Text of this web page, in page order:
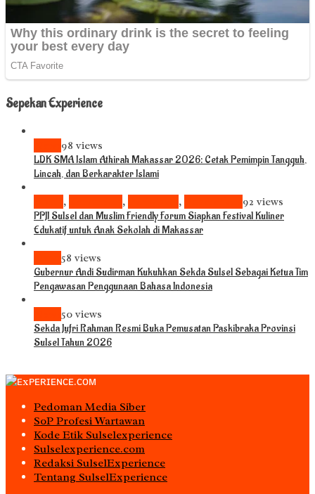
Sepekan Experience
98 views
LDK SMA Islam Athirah Makassar 2026: Cetak Pemimpin Tangguh,
Lincah, dan Berkarakter Islami
, , , 92 views
PPJI Sulsel dan Muslim Friendly Forum Siapkan Festival Kuliner
Edukatif untuk Anak Sekolah di Makassar
58 views
Gubernur Andi Sudirman Kukuhkan Sekda Sulsel Sebagai Ketua Tim
Pengawasan Penggunaan Bahasa Indonesia
50 views
Sekda Jufri Rahman Resmi Buka Pemusatan Paskibraka Provinsi
Sulsel Tahun 2026
Pedoman Media Siber
S0P Profesi Wartawan
Kode Etik Sulselexperience
Sulselexperience.com
Redaksi SulselExperience
Tentang SulselExperience